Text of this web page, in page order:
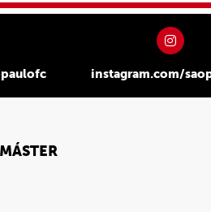
instagram.com/